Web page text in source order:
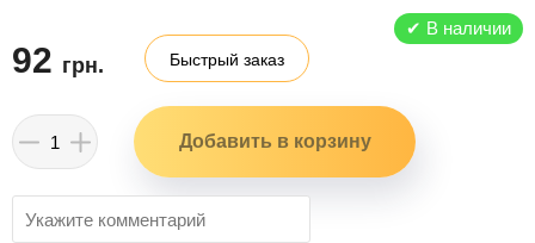
✔ В наличии
92 грн. Быстрый заказ